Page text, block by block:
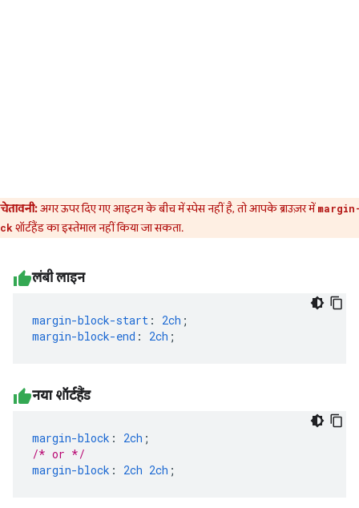
चेतावनी:अगर ऊपर दिए गए आइटम के बीच में स्पेस नहीं है, तो आपके ब्राउज़र में
शॉर्टहैंड का इस्तेमाल नहीं किया जा सकता.
लंबी लाइन
margin-block-start : 2ch ;
margin-block-end : 2ch ;
नया शॉर्टहैंड
margin-block : 2ch ;
/* or */
margin-block : 2ch 2ch ;